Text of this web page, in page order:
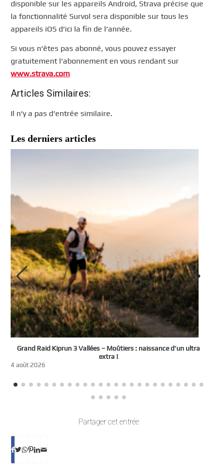
disponible sur les appareils Android, Strava précise que
la fonctionnalité Survol sera disponible sur tous les
appareils iOS d’ici la fin de l’année.
Si vous n’êtes pas abonné, vous pouvez essayer
gratuitement l’abonnement en vous rendant sur
www.strava.com
Articles Similaires:
Il n’y a pas d’entrée similaire.
Les derniers articles
Grand Raid Kiprun 3 Vallées – Moûtiers : naissance d’un ultra
extra !
4 août 2026
Partager cet entrée